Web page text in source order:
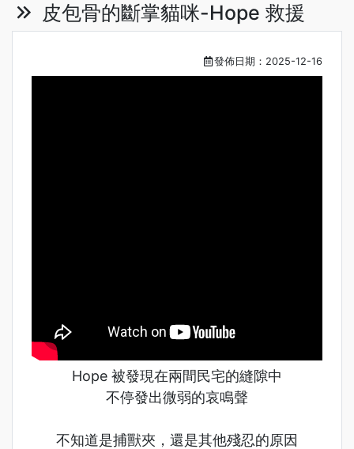
皮包骨的斷掌貓咪-Hope 救援
發佈日期：2025-12-16
Hope 被發現在兩間民宅的縫隙中
不停發出微弱的哀鳴聲
不知道是捕獸夾，還是其他殘忍的原因